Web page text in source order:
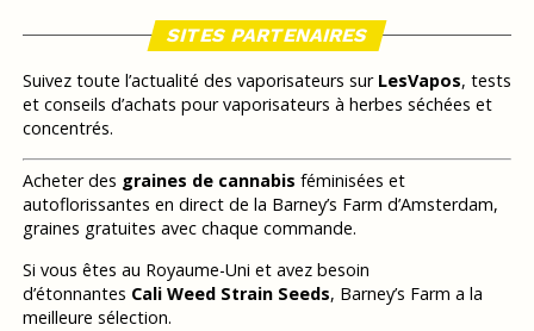
SITES PARTENAIRES
Suivez toute l’actualité des vaporisateurs sur LesVapos, tests
et conseils d’achats pour vaporisateurs à herbes séchées et
concentrés.
Acheter des graines de cannabis féminisées et
autoflorissantes en direct de la Barney’s Farm d’Amsterdam,
graines gratuites avec chaque commande.
Si vous êtes au Royaume-Uni et avez besoin
d’étonnantes Cali Weed Strain Seeds, Barney’s Farm a la
meilleure sélection.